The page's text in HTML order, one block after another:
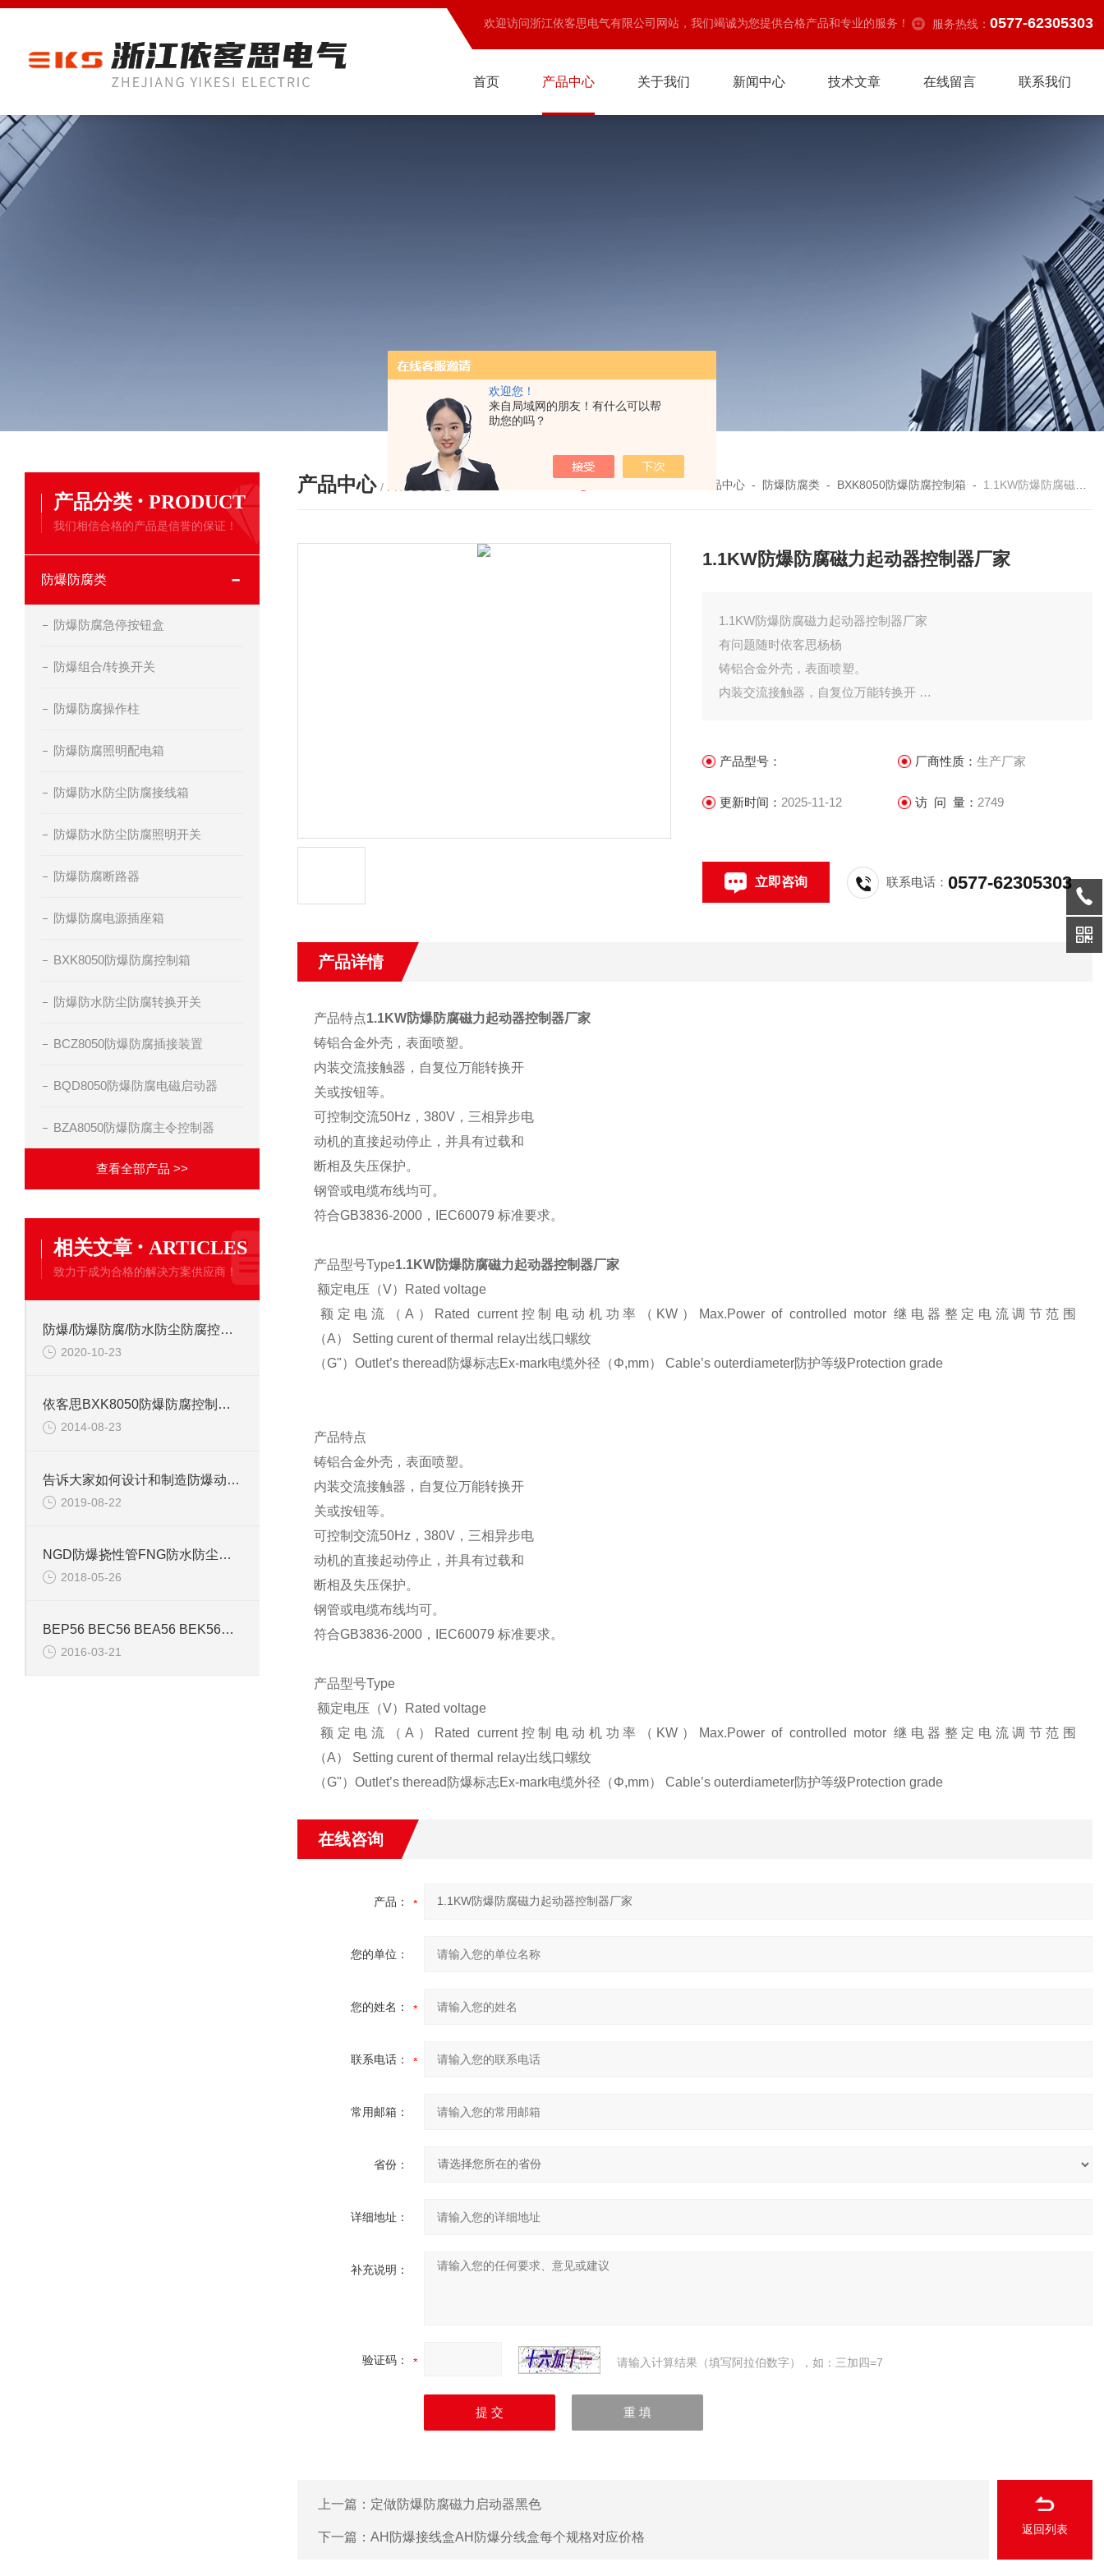
欢迎您！
来自局域网的朋友！有什么可以帮
助您的吗？
欢迎访问浙江依客思电气有限公司网站，我们竭诚为您提供合格产品和专业的服务！ 服务热线： 0577-62305303
首页 产品中心 关于我们 新闻中心 技术文章 在线留言 联系我们
产品分类 · PRODUCT
我们相信合格的产品是信誉的保证！
防爆防腐类
防爆防腐急停按钮盒
防爆组合/转换开关
防爆防腐操作柱
防爆防腐照明配电箱
防爆防水防尘防腐接线箱
防爆防水防尘防腐照明开关
防爆防腐断路器
防爆防腐电源插座箱
BXK8050防爆防腐控制箱
防爆防水防尘防腐转换开关
BCZ8050防爆防腐插接装置
BQD8050防爆防腐电磁启动器
BZA8050防爆防腐主令控制器
查看全部产品 >>
相关文章 · ARTICLES
致力于成为合格的解决方案供应商！
防爆/防爆防腐/防水防尘防腐控制箱安装要求
2020-10-23
依客思BXK8050防爆防腐控制箱主要作用
2014-08-23
告诉大家如何设计和制造防爆动力配电箱
2019-08-22
NGD防爆挠性管FNG防水防尘防腐挠性管
2018-05-26
BEP56 BEC56 BEA56 BEK56依客思防爆产品
2016-03-21
产品中心 / PRODUCTS 产品中心 - 防爆防腐类 - BXK8050防爆防腐控制箱 - 1.1KW防爆防腐磁力起动器控制器厂家
1.1KW防爆防腐磁力起动器控制器厂家
1.1KW防爆防腐磁力起动器控制器厂家
有问题随时依客思杨杨
铸铝合金外壳，表面喷塑。
内装交流接触器，自复位万能转换开
产品型号： 厂商性质： 生产厂家
更新时间： 2025-11-12 访 问 量： 2749
立即咨询 联系电话：0577-62305303
产品详情
产品特点1.1KW防爆防腐磁力起动器控制器厂家
铸铝合金外壳，表面喷塑。
内装交流接触器，自复位万能转换开
关或按钮等。
可控制交流50Hz，380V，三相异步电
动机的直接起动停止，并具有过载和
断相及失压保护。
钢管或电缆布线均可。
符合GB3836-2000，IEC60079 标准要求。
产品型号Type1.1KW防爆防腐磁力起动器控制器厂家
额定电压（V）Rated voltage
额定电流（A）Rated current控制电动机功率（KW）Max.Power of controlled motor 继电器整定电流调节范围
（A） Setting curent of thermal relay出线口螺纹
（G"）Outlet’s theread防爆标志Ex-mark电缆外径（Φ,mm） Cable’s outerdiameter防护等级Protection grade
产品特点
铸铝合金外壳，表面喷塑。
内装交流接触器，自复位万能转换开
关或按钮等。
可控制交流50Hz，380V，三相异步电
动机的直接起动停止，并具有过载和
断相及失压保护。
钢管或电缆布线均可。
符合GB3836-2000，IEC60079 标准要求。
产品型号Type
额定电压（V）Rated voltage
额定电流（A）Rated current控制电动机功率（KW）Max.Power of controlled motor 继电器整定电流调节范围
（A） Setting curent of thermal relay出线口螺纹
（G"）Outlet’s theread防爆标志Ex-mark电缆外径（Φ,mm） Cable’s outerdiameter防护等级Protection grade
在线咨询
产品：
您的单位：
您的姓名：
联系电话：
常用邮箱：
省份：
详细地址：
补充说明：
验证码： 请输入计算结果（填写阿拉伯数字），如：三加四=7
上一篇： 定做防爆防腐磁力启动器黑色
下一篇： AH防爆接线盒AH防爆分线盒每个规格对应价格
返回列表